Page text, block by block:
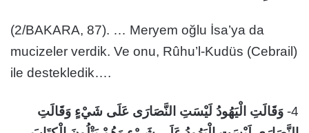
(2/BAKARA, 87). … Meryem oğlu İsa’ya da
mucizeler verdik. Ve onu, Rûhu’l-Kudüs (Cebrail)
ile destekledik….
4- وَقَالَتِ الْيَهُودُ لَيْسَتِ النَّصَارَى عَلَى شَيْءٍ وَقَالَتِ